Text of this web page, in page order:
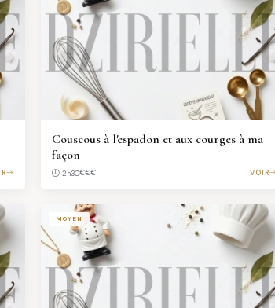
Couscous à l'espadon et aux courges à ma
façon
2h30€€€ VOIR
MOYEN